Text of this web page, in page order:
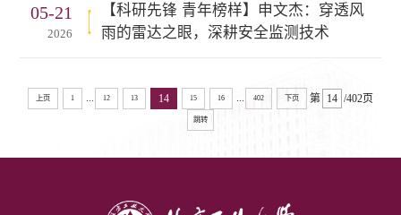
05-21
2026
【科研先锋 青年榜样】申文杰：穿透风
雨的雷达之眼，深耕安全监测技术
上页 1 ... 12 13 14 15 16 ... 402 下页 第 /402页
跳转